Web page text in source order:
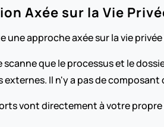
Axée sur la Vie
une approche axée sur la vie
scanne que le processus et le
externes. Il n'y a pas de
vont directement à votre